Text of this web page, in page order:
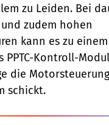
zu Leiden. Bei
zudem hohen
kann es zu
PPTC-Kontroll-
die
schickt.